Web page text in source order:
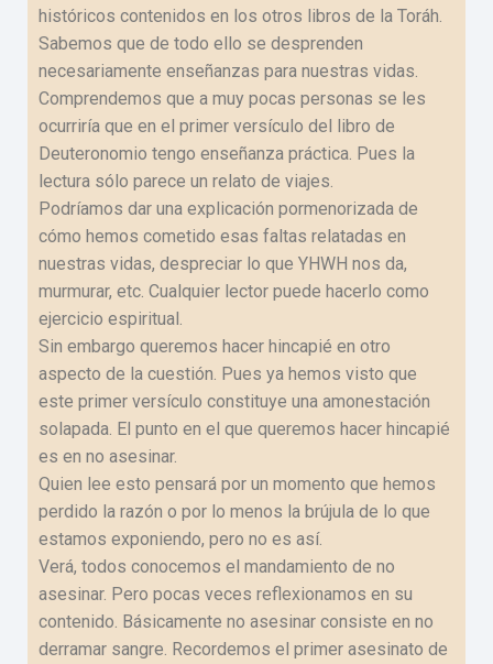
históricos contenidos en los otros libros de la Toráh.
Sabemos que de todo ello se desprenden
necesariamente enseñanzas para nuestras vidas.
Comprendemos que a muy pocas personas se les
ocurriría que en el primer versículo del libro de
Deuteronomio tengo enseñanza práctica. Pues la
lectura sólo parece un relato de viajes.
Podríamos dar una explicación pormenorizada de
cómo hemos cometido esas faltas relatadas en
nuestras vidas, despreciar lo que YHWH nos da,
murmurar, etc. Cualquier lector puede hacerlo como
ejercicio espiritual.
Sin embargo queremos hacer hincapié en otro
aspecto de la cuestión. Pues ya hemos visto que
este primer versículo constituye una amonestación
solapada. El punto en el que queremos hacer hincapié
es en no asesinar.
Quien lee esto pensará por un momento que hemos
perdido la razón o por lo menos la brújula de lo que
estamos exponiendo, pero no es así.
Verá, todos conocemos el mandamiento de no
asesinar. Pero pocas veces reflexionamos en su
contenido. Básicamente no asesinar consiste en no
derramar sangre. Recordemos el primer asesinato de